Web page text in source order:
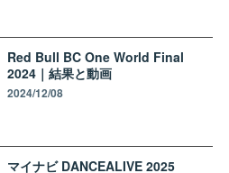
Red Bull BC One World Final
2024｜結果と動画
2024/12/08
マイナビ DANCEALIVE 2025